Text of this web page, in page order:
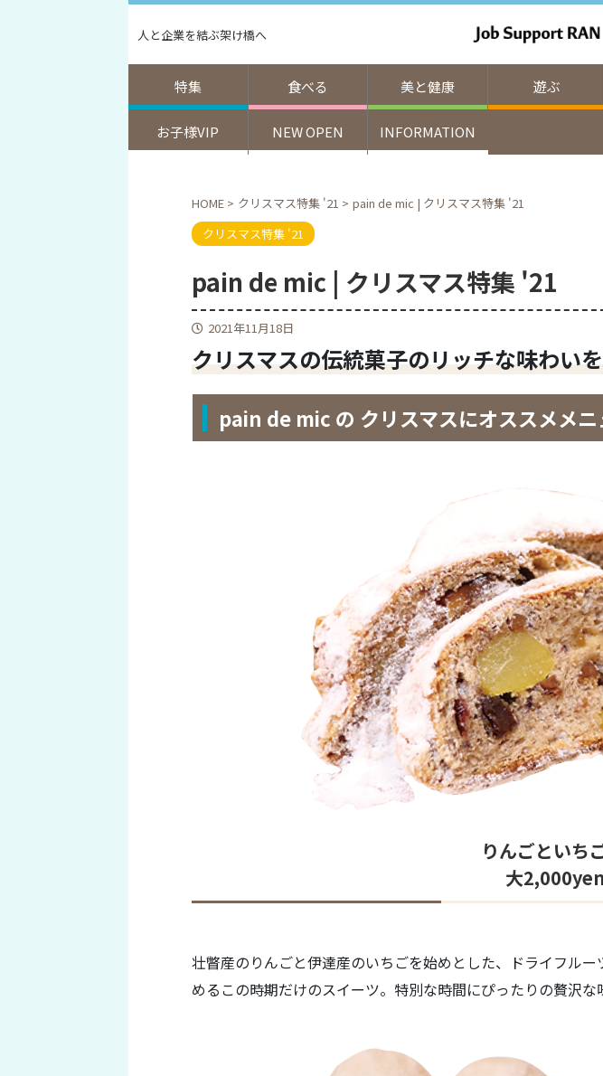
人と企業を結ぶ架け橋へ
特集 食べる 美と健康 遊ぶ
お子様VIP NEW OPEN INFORMATION
HOME > クリスマス特集 '21 > pain de mic | クリスマス特集 '21
クリスマス特集 '21
pain de mic | クリスマス特集 '21
2021年11月18日
クリスマスの伝統菓子のリッチな味わい
pain de mic の クリスマスにオススメメニ
りんごといち
大
壮瞥産のりんごと伊達産のいちごを始めとした、ドライフル
めるこの時期だけのスイーツ。特別な時間にぴったりの贅沢な